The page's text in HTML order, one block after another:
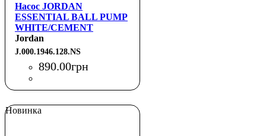
Насос JORDAN
ESSENTIAL BALL PUMP
WHITE/CEMENT
GREY/FIRE RED NS
Jordan
J.000.1946.128.NS
890.00грн
Новинка